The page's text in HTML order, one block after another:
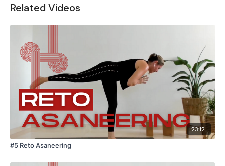
que mientras más dulzura amorosa integremos
nuestras relaciones y al mundo.
Esencialmente, por más amor que nos damos a
nosotros mismos al movernos, más amor
podremos sentir y compartir.
Related Videos
23:12
#5 Reto Asaneering